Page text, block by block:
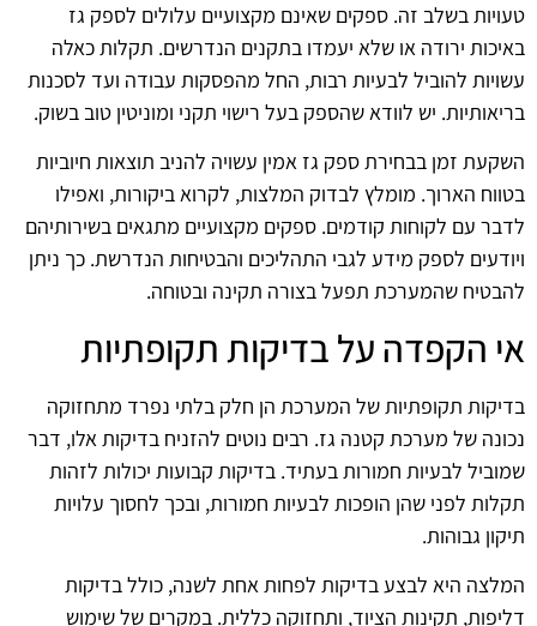
טעויות בשלב זה. ספקים שאינם מקצועיים עלולים לספק גז
באיכות ירודה או שלא יעמדו בתקנים הנדרשים. תקלות כאלה
עשויות להוביל לבעיות רבות, החל מהפסקות עבודה ועד לסכנות
בריאותיות. יש לוודא שהספק בעל רישוי תקני ומוניטין טוב בשוק.
השקעת זמן בבחירת ספק גז אמין עשויה להניב תוצאות חיוביות
בטווח הארוך. מומלץ לבדוק המלצות, לקרוא ביקורות, ואפילו
לדבר עם לקוחות קודמים. ספקים מקצועיים מתגאים בשירותיהם
ויודעים לספק מידע לגבי התהליכים והבטיחות הנדרשת. כך ניתן
להבטיח שהמערכת תפעל בצורה תקינה ובטוחה.
אי הקפדה על בדיקות תקופתיות
בדיקות תקופתיות של המערכת הן חלק בלתי נפרד מתחזוקה
נכונה של מערכת קטנה גז. רבים נוטים להזניח בדיקות אלו, דבר
שמוביל לבעיות חמורות בעתיד. בדיקות קבועות יכולות לזהות
תקלות לפני שהן הופכות לבעיות חמורות, ובכך לחסוך עלויות
תיקון גבוהות.
המלצה היא לבצע בדיקות לפחות אחת לשנה, כולל בדיקות
דליפות, תקינות הציוד, ותחזוקה כללית. במקרים של שימוש